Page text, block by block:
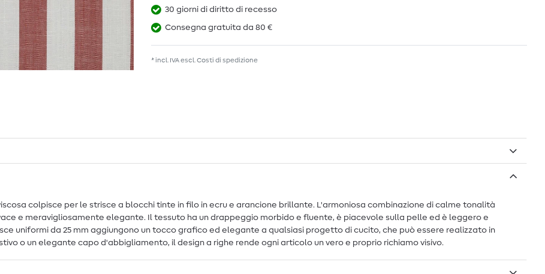
30 giorni di diritto di recesso
Consegna gratuita da 80 €
* incl. IVA escl.Costi di spedizione
colpisce per le strisce a blocchi tinte in filo in ecru e arancione brillante. L'armoniosa combinazione di calme tonalità
e meravigliosamente elegante. Il tessuto ha un drappeggio morbido e fluente, è piacevole sulla pelle ed è leggero e
uniformi da 25 mm aggiungono un tocco grafico ed elegante a qualsiasi progetto di cucito, che può essere realizzato in
o un elegante capo d'abbigliamento, il design a righe rende ogni articolo un vero e proprio richiamo visivo.